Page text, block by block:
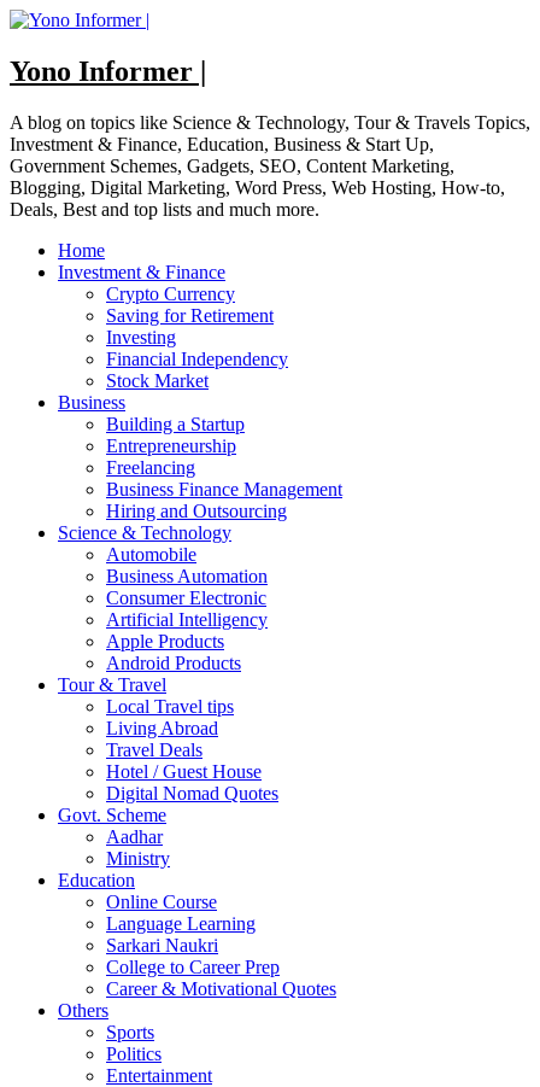
Skip
content
Yono Informer |
A blog on topics like Science & Technology, Tour & Travels Topics,
Investment & Finance, Education, Business & Start Up,
Government Schemes, Gadgets, SEO, Content Marketing,
Blogging, Digital Marketing, Word Press, Web Hosting, How-to,
Deals, Best and top lists and much more.
Home
Investment & Finance
Crypto Currency
Saving for Retirement
Investing
Financial Independency
Stock Market
Business
Building a Startup
Entrepreneurship
Freelancing
Business Finance Management
Hiring and Outsourcing
Science & Technology
Automobile
Business Automation
Consumer Electronic
Artificial Intelligency
Apple Products
Android Products
Tour & Travel
Local Travel tips
Living Abroad
Travel Deals
Hotel / Guest House
Digital Nomad Quotes
Govt. Scheme
Aadhar
Ministry
Education
Online Course
Language Learning
Sarkari Naukri
College to Career Prep
Career & Motivational Quotes
Others
Sports
Politics
Entertainment